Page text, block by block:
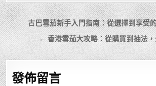
文
章
導
覽
古巴雪茄新手入門指南：從選擇到享受
← 香港雪茄大攻略：從購買到抽法
發佈留言